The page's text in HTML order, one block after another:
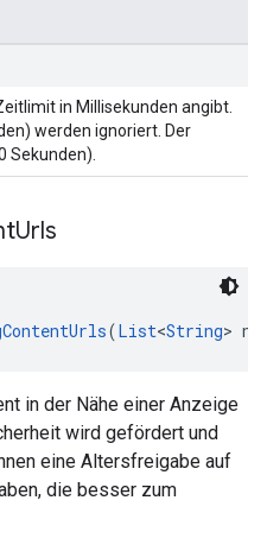
in Millisekunden angibt.
werden ignoriert. Der
Sekunden).
Urls
(List<String>
in der Nähe einer Anzeige
wird gefördert und
eine Altersfreigabe auf
die besser zum